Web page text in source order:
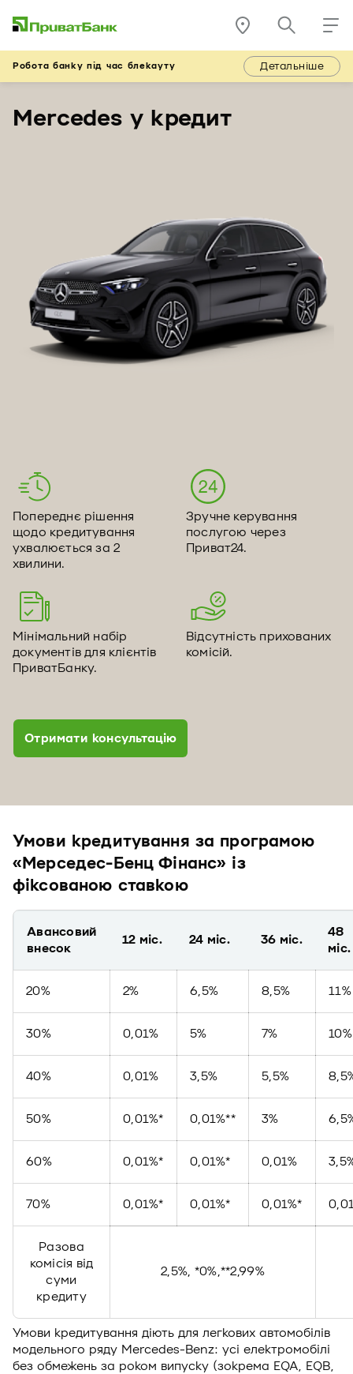
Робота банку під час блекауту Детальніше
Mercedes у кредит
Попереднє рішення
щодо кредитування
ухвалюється за 2
хвилини.
Зручне керування
послугою через
Приват24.
Мінімальний набір
документів для клієнтів
ПриватБанку.
Відсутність прихованих
комісій.
Отримати консультацію
Умови кредитування за програмою
«Мерседес-Бенц Фінанс» із
фіксованою ставкою
Авансовий
внесок
12 міс. 24 міс. 36 міс.
48
міс.
20% 2% 6,5% 8,5% 11%
30% 0,01% 5% 7% 10%
40% 0,01% 3,5% 5,5%
50% 0,01%* 0,01%** 3%
60% 0,01%* 0,01%* 0,01%
70% 0,01%* 0,01%* 0,01%*
Разова
комісія від
суми
кредиту
2,5%, *0%,**2,99%
Умови кредитування діють для легкових автомобілів
модельного ряду Mercedes-Benz: усі електромобілі
без обмежень за роком випуску (зокрема EQA, EQB,